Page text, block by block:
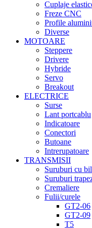
Cuplaje
Freze CNC
Profile
Diverse
MOTOARE
Steppere
Drivere
Hybride
Servo
Breakout
ELECTRICE
Surse
Lant portcablu
Indicatoare
Conectori
Butoane
Intrerupatoare
TRANSMISII
Suruburi cu
Suruburi
Cremaliere
Fulii/curele
GT2-06
GT2-09
T5